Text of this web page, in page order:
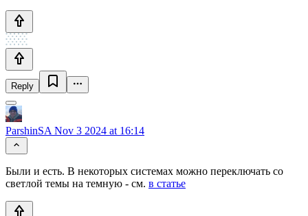
Reply
ParshinSA Nov 3 2024 at 16:14
Были и есть. В некоторых системах можно переключать со
светлой темы на темную - см. в статье